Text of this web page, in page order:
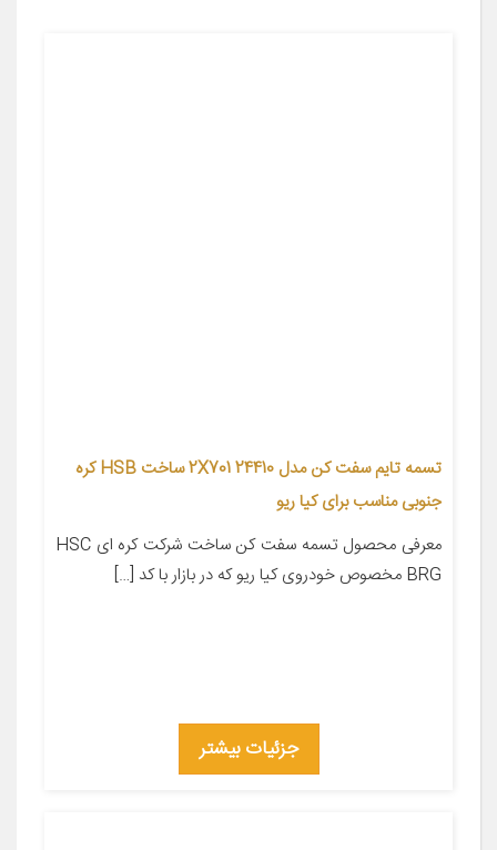
تسمه تایم سفت کن مدل 24410 2X701 ساخت HSB کره
جنوبی مناسب برای کیا ریو
معرفی محصول تسمه سفت کن ساخت شرکت کره ای HSC
BRG مخصوص خودروی کیا ریو که در بازار با کد […]
جزئیات بیشتر